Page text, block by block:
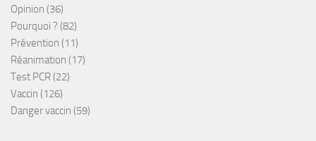
Opinion (36)
Pourquoi ? (82)
Prévention (11)
Réanimation (17)
Test PCR (22)
Vaccin (126)
Danger vaccin (59)